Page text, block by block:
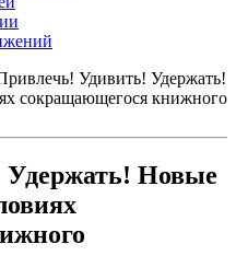
Удивить! Удержать!
сокращающегося книжного
Новые